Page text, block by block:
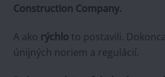
Construction Company.
A ako rýchlo to postavili.
únijných noriem a regulácií.